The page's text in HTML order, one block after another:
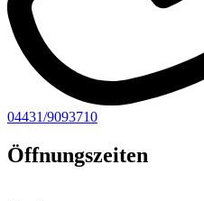
04431/9093710
Öffnungszeiten